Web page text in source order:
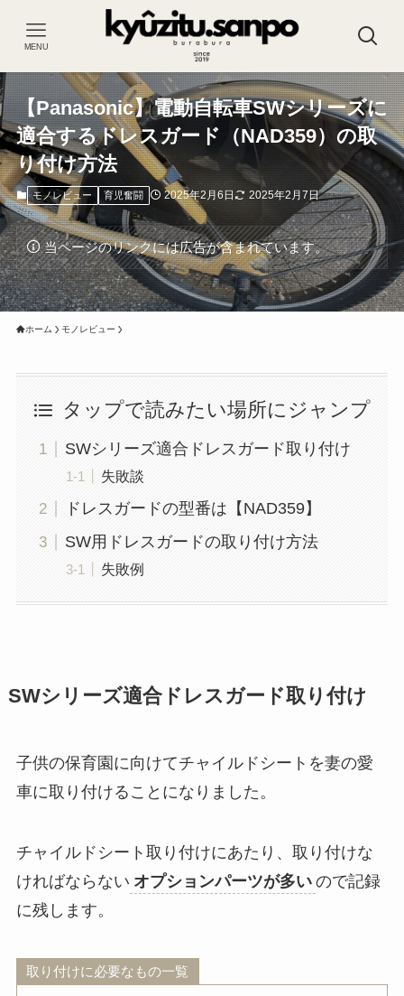
MENU
【Panasonic】電動自転車SWシリーズに
適合するドレスガード（NAD359）の取
り付け方法
モノレビュー 育児奮闘 2025年2月6日 2025年2月7日
当ページのリンクには広告が含まれています。
ホーム モノレビュー
タップで読みたい場所にジャンプ
SWシリーズ適合ドレスガード取り付け
失敗談
ドレスガードの型番は【NAD359】
SW用ドレスガードの取り付け方法
失敗例
SWシリーズ適合ドレスガード取り付け
子供の保育園に向けてチャイルドシートを妻の愛
車に取り付けることになりました。
チャイルドシート取り付けにあたり、取り付けな
ければならない オプションパーツが多い ので記録
に残します。
取り付けに必要なもの一覧